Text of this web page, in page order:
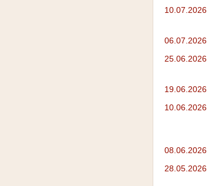
10.07.2026
06.07.2026
25.06.2026
19.06.2026
10.06.2026
08.06.2026
28.05.2026